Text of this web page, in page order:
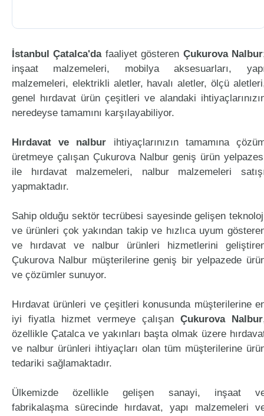
İstanbul Çatalca'dafaaliyet gösteren Çukurova Nalbur
inşaat malzemeleri, mobilya aksesuarları,
malzemeleri, elektrikli aletler, havalı aletler, ölçü
genel hırdavat ürün çeşitleri ve alandaki
neredeyse tamamını karşılayabiliyor.
Hırdavat ve nalbur ihtiyaçlarınızın tamamına
üretmeye çalışan Çukurova Nalbur geniş ürün
ile hırdavat malzemeleri, nalbur malzemeleri
yapmaktadır.
Sahip olduğu sektör tecrübesi sayesinde gelişen
ve ürünleri çok yakından takip ve hızlıca uyum
ve hırdavat ve nalbur ürünleri hizmetlerini
Çukurova Nalbur müşterilerine geniş bir yelpazede
ve çözümler sunuyor.
Hırdavat ürünleri ve çeşitleri konusunda müşterilerine
iyi fiyatla hizmet vermeye çalışan Çukurova Nalbur
özellikle Çatalca ve yakınları başta olmak üzere
ve nalbur ürünleri ihtiyaçları olan tüm müşterilerine
tedariki sağlamaktadır.
Ülkemizde özellikle gelişen sanayi, inşaat
fabrikalaşma sürecinde hırdavat, yapı malzemeleri